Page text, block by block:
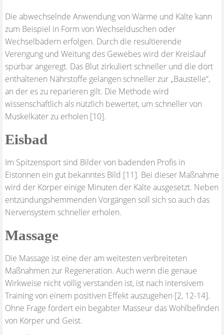
Die abwechselnde Anwendung von Wärme und Kälte kann
zum Beispiel in Form von Wechselduschen oder
Wechselbädern erfolgen. Durch die resultierende
Verengung und Weitung des Gewebes wird der Kreislauf
spürbar angeregt. Das Blut zirkuliert schneller und die dort
enthaltenen Nährstoffe gelangen schneller zur „Baustelle“,
an der es zu reparieren gilt. Die Methode wird
wissenschaftlich als nützlich bewertet, um schneller von
Muskelkater zu erholen [10].
Eisbad
Im Spitzensport sind Bilder von badenden Profis in
Eistonnen ein gut bekanntes Bild [11]. Bei dieser Maßnahme
wird der Körper einige Minuten der Kälte ausgesetzt. Neben
entzündungshemmenden Vorgängen soll sich so auch das
Nervensystem schneller erholen.
Massage
Die Massage ist eine der am weitesten verbreiteten
Maßnahmen zur Regeneration. Auch wenn die genaue
Wirkweise nicht völlig verstanden ist, ist nach intensivem
Training von einem positiven Effekt auszugehen [2, 12-14].
Ohne Frage fördert ein begabter Masseur das Wohlbefinden
von Körper und Geist.